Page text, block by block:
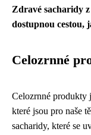
Zdravé sacharidy
dostupnou cestou,
Celozrnné
Celozrnné produkty
které jsou pro naše
sacharidy, které se